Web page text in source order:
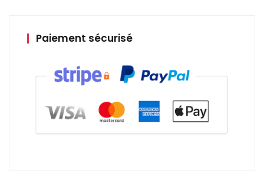
Paiement sécurisé